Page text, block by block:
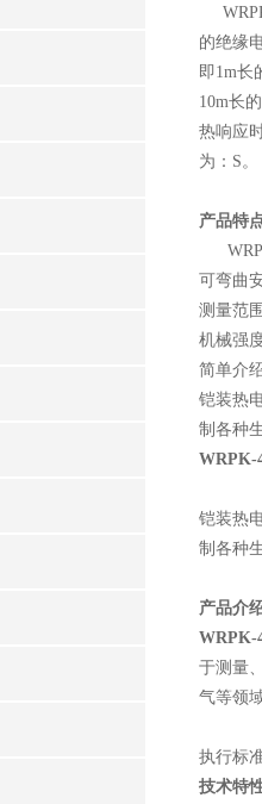
的绝缘
即1m长
10m长
热响应
为：S。
产品特
可弯曲
测量范
机械强
简单介
铠装热
制各种
WRPK-
铠装热
制各种
产品介
WRPK-
于测量
气等领
执行标
技术特